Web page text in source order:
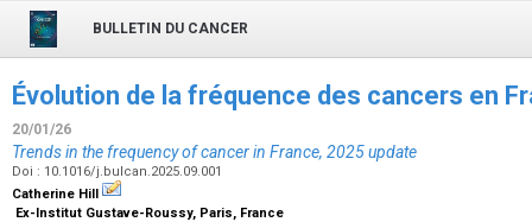
BULLETIN DU CANCER
Évolution de la fréquence des cancers en
20/01/26
Trends in the frequency of cancer in France, 2025 update
Doi : 10.1016/j.bulcan.2025.09.001
Catherine Hill
Ex-Institut Gustave-Roussy, Paris, France